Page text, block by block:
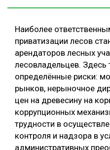
Наиболее
приватизации лесов
арендаторов лесных
лесовладельцев.
определённые риски:
рынков, нерыночное
цен на древесину на
коррупционных
трудности в
контроля и надзора в
административных